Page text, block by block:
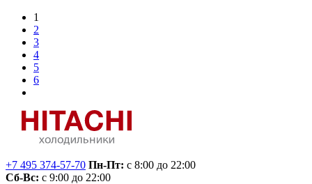
1
2
3
4
5
6
+7 495 374-57-70 Пн-Пт: с 8:00 до 22:00
Сб-Вс: с 9:00 до 22:00